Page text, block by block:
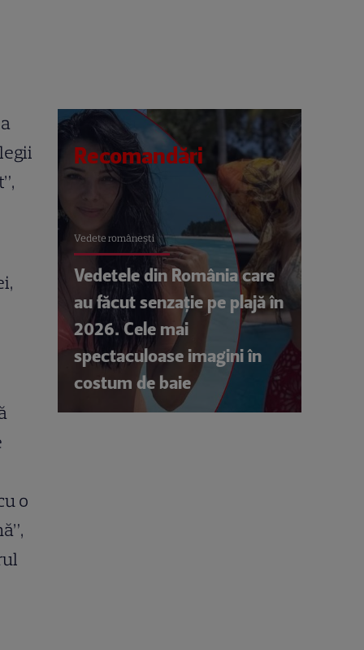
o
Recomandări
Vedete româneşti
Vedetele din România care
au făcut senzație pe plajă în
2026. Cele mai
spectaculoase imagini în
costum de baie